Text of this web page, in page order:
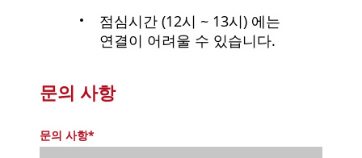
점심시간 (12시 ~ 13시) 에는
연결이 어려울 수 있습니다.
문의 사항
문의 사항*